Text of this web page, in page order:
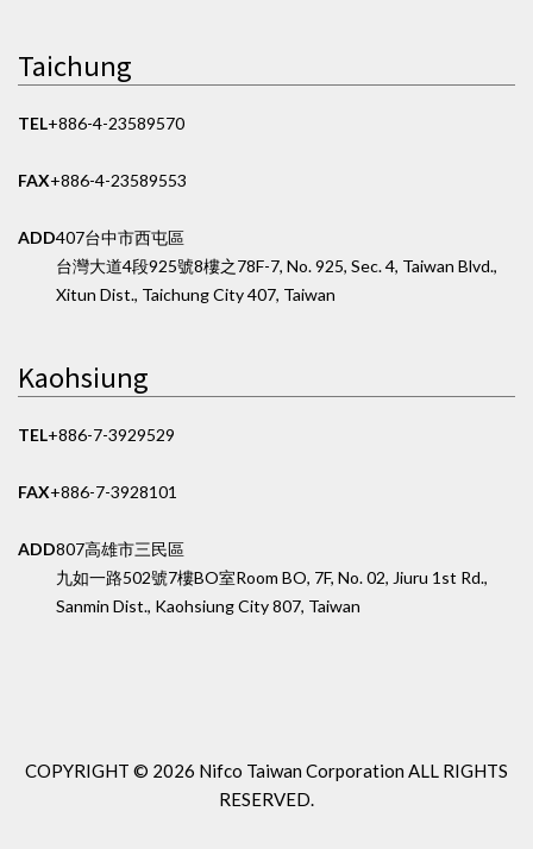
Taichung
TEL+886-4-23589570
FAX+886-4-23589553
ADD407台中市西屯區
台灣大道4段925號8樓之78F-7, No. 925, Sec. 4, Taiwan Blvd.,
Xitun Dist., Taichung City 407, Taiwan
Kaohsiung
TEL+886-7-3929529
FAX+886-7-3928101
ADD807高雄市三民區
九如一路502號7樓BO室Room BO, 7F, No. 02, Jiuru 1st Rd.,
Sanmin Dist., Kaohsiung City 807, Taiwan
COPYRIGHT © 2026 Nifco Taiwan Corporation ALL RIGHTS
RESERVED.